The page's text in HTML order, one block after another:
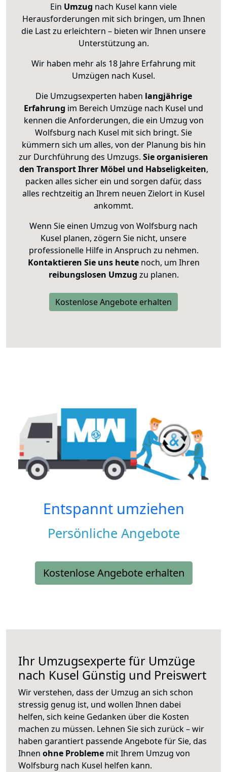
Ein Umzug nach Kusel kann viele
Herausforderungen mit sich bringen, um Ihnen
die Last zu erleichtern – bieten wir Ihnen unsere
Unterstützung an.
Wir haben mehr als 18 Jahre Erfahrung mit
Umzügen nach Kusel.
Die Umzugsexperten haben langjährige
Erfahrung im Bereich Umzüge nach Kusel und
kennen die Anforderungen, die ein Umzug von
Wolfsburg nach Kusel mit sich bringt. Sie
kümmern sich um alles, von der Planung bis hin
zur Durchführung des Umzugs. Sie organisieren
den Transport Ihrer Möbel und Habseligkeiten,
packen alles sicher ein und sorgen dafür, dass
alles rechtzeitig an Ihrem neuen Zielort in Kusel
ankommt.
Wenn Sie einen Umzug von Wolfsburg nach
Kusel planen, zögern Sie nicht, unsere
professionelle Hilfe in Anspruch zu nehmen.
Kontaktieren Sie uns heutenoch, um Ihren
reibungslosen Umzug zu planen.
Kostenlose Angebote erhalten
Entspannt umziehen
Persönliche Angebote
Kostenlose Angebote erhalten
Ihr Umzugsexperte für Umzüge
nach Kusel Günstig und Preiswert
Wir verstehen, dass der Umzug an sich schon
stressig genug ist, und wollen Ihnen dabei
helfen, sich keine Gedanken über die Kosten
machen zu müssen. Lehnen Sie sich zurück – wir
haben garantiert passende Angebote für Sie, das
Ihnen ohne Probleme mit Ihrem Umzug von
Wolfsburg nach Kusel helfen kann.